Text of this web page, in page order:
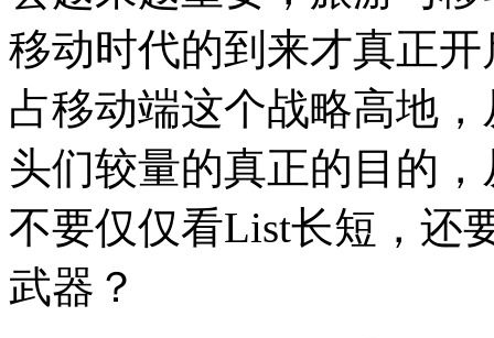
移动时代的到来才真正
占移动端这个战略高地
头们较量的真正的目的
不要仅仅看List长短，还
武器？